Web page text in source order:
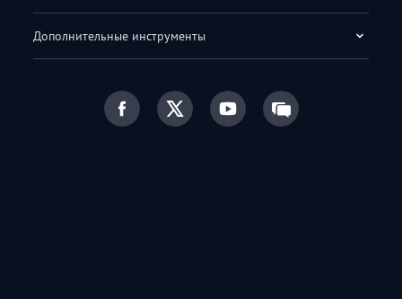
Дополнительные инструменты